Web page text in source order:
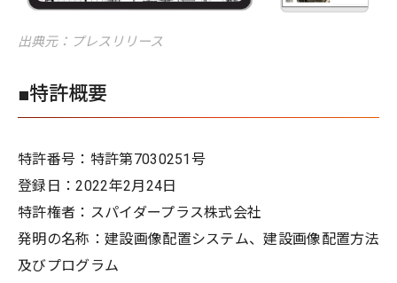
出典元：プレスリリース
■特許概要
特許番号：特許第7030251号
登録日：2022年2月24日
特許権者：スパイダープラス株式会社
発明の名称：建設画像配置システム、建設画像配置方法
及びプログラム